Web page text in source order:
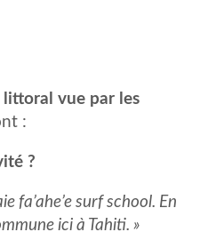
vue par les
:
?
fa’ahe’e surf school. En
ici à Tahiti. »